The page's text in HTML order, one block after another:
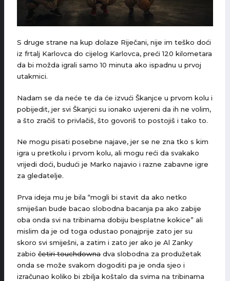
S druge strane na kup dolaze Riječani, nije im teško doći
iz frtalj Karlovca do cijelog Karlovca, preći 120 kilometara
da bi možda igrali samo 10 minuta ako ispadnu u prvoj
utakmici.
Nadam se da neće te da će izvući Škanjce u prvom kolu i
pobijedit, jer svi Škanjci su ionako uvjereni da ih ne volim,
a što zračiš to privlačiš, što govoriš to postojiš i tako to.
Ne mogu pisati posebne najave, jer se ne zna tko s kim
igra u pretkolu i prvom kolu, ali mogu reći da svakako
vrijedi doći, budući je Marko najavio i razne zabavne igre
za gledatelje.
Prva ideja mu je bila “mogli bi stavit da ako netko
smiješan bude bacao slobodna bacanja pa ako zabije
oba onda svi na tribinama dobiju besplatne kokice” ali
mislim da je od toga odustao ponajprije zato jer su
skoro svi smiješni, a zatim i zato jer ako je Al Zanky
zabio četiri touchdowna dva slobodna za produžetak
onda se može svakom dogoditi pa je onda sjeo i
izračunao koliko bi zbilja koštalo da svima na tribinama